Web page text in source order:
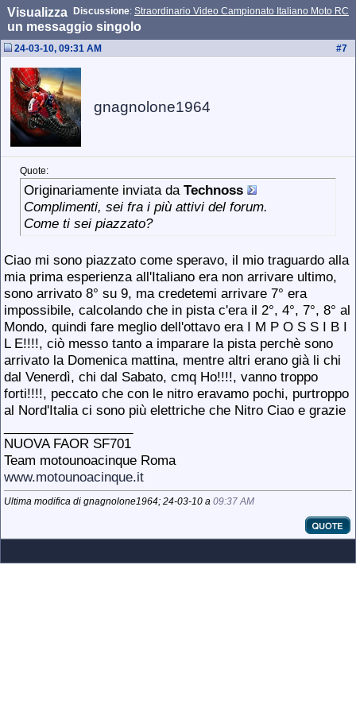
Discussione: Straordinario Video Campionato Italiano Moto RC
Visualizza
un messaggio singolo
#7
24-03-10, 09:31 AM
gnagnolone1964
Quote:
Originariamente inviata da Technoss
Complimenti, sei fra i più attivi del forum.
Come ti sei piazzato?
Ciao mi sono piazzato come speravo, il mio traguardo alla
mia prima esperienza all'Italiano era non arrivare ultimo,
sono arrivato 8° su 9, ma credetemi arrivare 7° era
impossibile, calcolando che in pista c'era il 2°, 4°, 7°, 8° al
Mondo, quindi fare meglio dell'ottavo era I M P O S S I B I
L E!!!!, ciò messo tanto a imparare la pista perchè sono
arrivato la Domenica mattina, mentre altri erano già li chi
dal Venerdì, chi dal Sabato, cmq Ho!!!!, vanno troppo
forti!!!!, peccato che con le nitro eravamo pochi, purtroppo
al Nord'Italia ci sono più elettriche che Nitro Ciao e grazie
NUOVA FAOR SF701
Team motounoacinque Roma
www.motounoacinque.it
Ultima modifica di gnagnolone1964; 24-03-10 a 09:37 AM